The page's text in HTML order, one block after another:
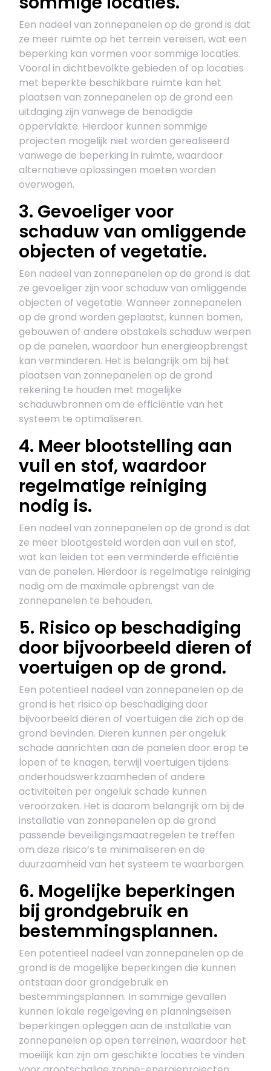
Een nadeel van zonnepanelen op de grond is dat
ze meer ruimte op het terrein vereisen, wat een
beperking kan vormen voor sommige locaties.
Vooral in dichtbevolkte gebieden of op locaties
met beperkte beschikbare ruimte kan het
plaatsen van zonnepanelen op de grond een
uitdaging zijn vanwege de benodigde
oppervlakte. Hierdoor kunnen sommige
projecten mogelijk niet worden gerealiseerd
vanwege de beperking in ruimte, waardoor
alternatieve oplossingen moeten worden
overwogen.
3. Gevoeliger voor
schaduw van omliggende
objecten of vegetatie.
Een nadeel van zonnepanelen op de grond is dat
ze gevoeliger zijn voor schaduw van omliggende
objecten of vegetatie. Wanneer zonnepanelen
op de grond worden geplaatst, kunnen bomen,
gebouwen of andere obstakels schaduw werpen
op de panelen, waardoor hun energieopbrengst
kan verminderen. Het is belangrijk om bij het
plaatsen van zonnepanelen op de grond
rekening te houden met mogelijke
schaduwbronnen om de efficiëntie van het
systeem te optimaliseren.
4. Meer blootstelling aan
vuil en stof, waardoor
regelmatige reiniging
nodig is.
Een nadeel van zonnepanelen op de grond is dat
ze meer blootgesteld worden aan vuil en stof,
wat kan leiden tot een verminderde efficiëntie
van de panelen. Hierdoor is regelmatige reiniging
nodig om de maximale opbrengst van de
zonnepanelen te behouden.
5. Risico op beschadiging
door bijvoorbeeld dieren of
voertuigen op de grond.
Een potentieel nadeel van zonnepanelen op de
grond is het risico op beschadiging door
bijvoorbeeld dieren of voertuigen die zich op de
grond bevinden. Dieren kunnen per ongeluk
schade aanrichten aan de panelen door erop te
lopen of te knagen, terwijl voertuigen tijdens
onderhoudswerkzaamheden of andere
activiteiten per ongeluk schade kunnen
veroorzaken. Het is daarom belangrijk om bij de
installatie van zonnepanelen op de grond
passende beveiligingsmaatregelen te treffen
om deze risico’s te minimaliseren en de
duurzaamheid van het systeem te waarborgen.
6. Mogelijke beperkingen
bij grondgebruik en
bestemmingsplannen.
Een potentieel nadeel van zonnepanelen op de
grond is de mogelijke beperkingen die kunnen
ontstaan door grondgebruik en
bestemmingsplannen. In sommige gevallen
kunnen lokale regelgeving en planningseisen
beperkingen opleggen aan de installatie van
zonnepanelen op open terreinen, waardoor het
moeilijk kan zijn om geschikte locaties te vinden